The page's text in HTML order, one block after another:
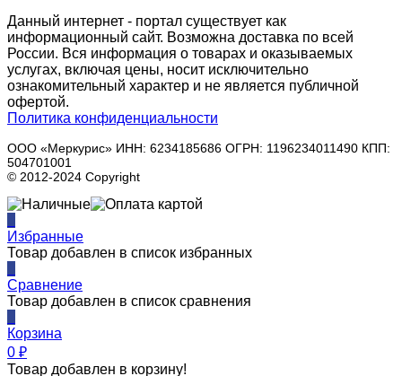
Данный интернет - портал существует как
информационный сайт. Возможна доставка по всей
России. Вся информация о товарах и оказываемых
услугах, включая цены, носит исключительно
ознакомительный характер и не является публичной
офертой.
Политика конфиденциальности
ООО «Меркурис» ИНН: 6234185686 ОГРН: 1196234011490 КПП:
504701001
© 2012-2024 Copyright
Избранные
Товар добавлен в список избранных
Сравнение
Товар добавлен в список сравнения
Корзина
0 ₽
Товар добавлен в корзину!